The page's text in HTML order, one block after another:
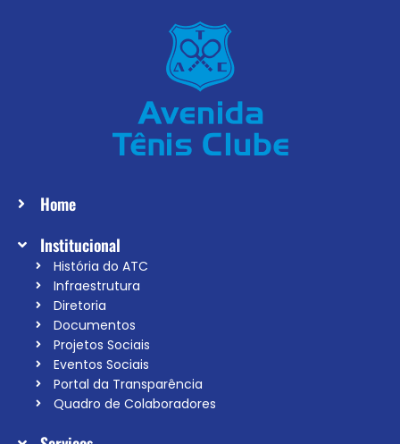
Home
Institucional
História do ATC
Infraestrutura
Diretoria
Documentos
Projetos Sociais
Eventos Sociais
Portal da Transparência
Quadro de Colaboradores